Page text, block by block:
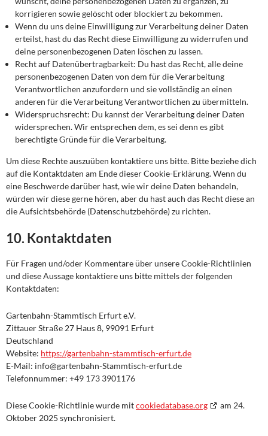
korrigieren sowie gelöscht oder blockiert zu bekommen.
Wenn du uns deine Einwilligung zur Verarbeitung deiner Daten
erteilst, hast du das Recht diese Einwilligung zu widerrufen und
deine personenbezogenen Daten löschen zu lassen.
Recht auf Datenübertragbarkeit: Du hast das Recht, alle deine
personenbezogenen Daten von dem für die Verarbeitung
Verantwortlichen anzufordern und sie vollständig an einen
anderen für die Verarbeitung Verantwortlichen zu übermitteln.
Widerspruchsrecht: Du kannst der Verarbeitung deiner Daten
widersprechen. Wir entsprechen dem, es sei denn es gibt
berechtigte Gründe für die Verarbeitung.
Um diese Rechte auszuüben kontaktiere uns bitte. Bitte beziehe dich
auf die Kontaktdaten am Ende dieser Cookie-Erklärung. Wenn du
eine Beschwerde darüber hast, wie wir deine Daten behandeln,
würden wir diese gerne hören, aber du hast auch das Recht diese an
die Aufsichtsbehörde (Datenschutzbehörde) zu richten.
10. Kontaktdaten
Für Fragen und/oder Kommentare über unsere Cookie-Richtlinien
und diese Aussage kontaktiere uns bitte mittels der folgenden
Kontaktdaten:
Gartenbahn-Stammtisch Erfurt e.V.
Zittauer Straße 27 Haus 8, 99091 Erfurt
Deutschland
Website: https://gartenbahn-stammtisch-erfurt.de
E-Mail: info@gartenbahn-Stammtisch-erfurt.de
Telefonnummer: +49 173 3901176
Diese Cookie-Richtlinie wurde mitcookiedatabase.org
am 24.
Oktober 2025 synchronisiert.